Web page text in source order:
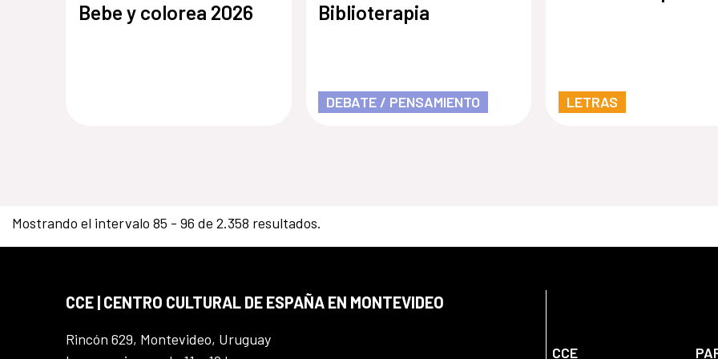
Bebe y colorea 2026 Biblioterapia
DEBATE / PENSAMIENTO LETRAS
Mostrando el intervalo 85 - 96 de 2.358 resultados.
CCE | CENTRO CULTURAL DE ESPAÑA EN MONTEVIDEO
Rincón 629, Montevideo, Uruguay
CCE